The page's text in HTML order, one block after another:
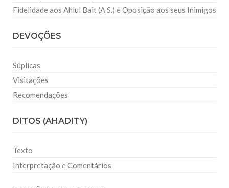
Fidelidade aos Ahlul Bait (A.S.) e Oposição aos seus Inimigos
DEVOÇÕES
Súplicas
Visitações
Recomendações
DITOS (AHADITY)
Texto
Interpretação e Comentários